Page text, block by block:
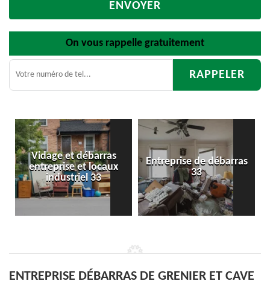
On vous rappelle gratuitement
locaux
33
Entreprise de débarras
33
Débarras
ENTREPRISE DÉBARRAS DE GRENIER ET CAVE